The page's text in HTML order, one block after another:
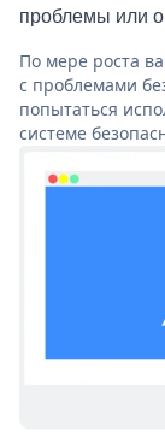
проблемы или
По мере роста
с проблемами
попытаться
системе